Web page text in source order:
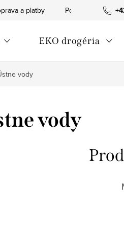
a platby Podmienky
EKO drogéria
vody
vody